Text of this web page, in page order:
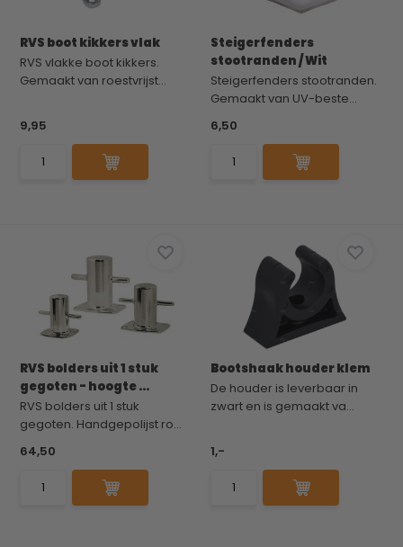
RVS boot kikkers vlak
RVS vlakke boot kikkers.
Gemaakt van roestvrijst...
9,95
Steigerfenders
stootranden / Wit
Steigerfenders stootranden.
Gemaakt van UV-beste...
6,50
RVS bolders uit 1 stuk
gegoten - hoogte ...
RVS bolders uit 1 stuk
gegoten. Handgepolijst ro...
64,50
Bootshaak houder klem
De houder is leverbaar in
zwart en is gemaakt va...
1,-